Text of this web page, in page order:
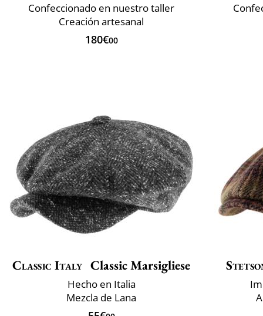
Confeccionado en nuestro taller
Creación artesanal
180€00
Classic Italy Classic Marsigliese
Hecho en Italia
Mezcla de Lana